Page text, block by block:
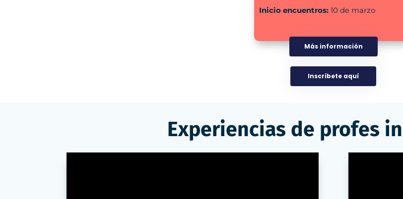
Inicio encuentros:10 de marzo
Más información
Inscríbete aquí
Experiencias de profes